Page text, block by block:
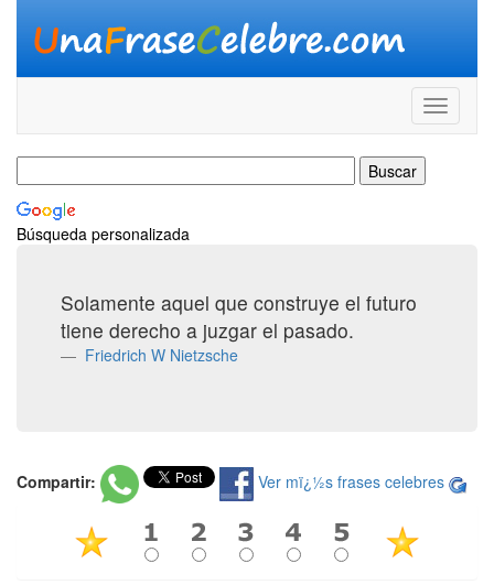
Búsqueda personalizada
Solamente aquel que construye el futuro
tiene derecho a juzgar el pasado.
Friedrich W Nietzsche
Compartir: Ver mï¿½s frases celebres